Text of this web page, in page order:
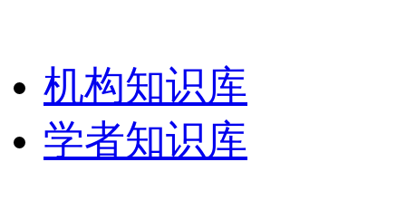
机构知识库
学者知识库